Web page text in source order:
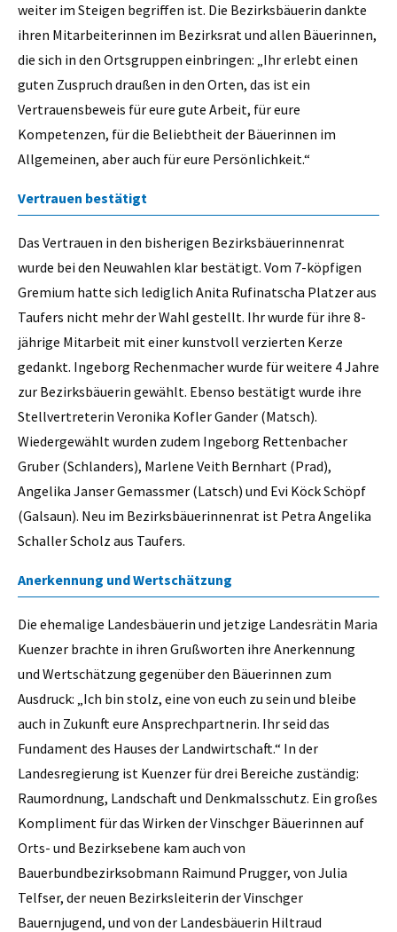
weiter im Steigen begriffen ist. Die Bezirksbäuerin dankte
ihren Mitarbeiterinnen im Bezirksrat und allen Bäuerinnen,
die sich in den Ortsgruppen einbringen: „Ihr erlebt einen
guten Zuspruch draußen in den Orten, das ist ein
Vertrauensbeweis für eure gute Arbeit, für eure
Kompetenzen, für die Beliebtheit der Bäuerinnen im
Allgemeinen, aber auch für eure Persönlichkeit.“
Vertrauen bestätigt
Das Vertrauen in den bisherigen Bezirksbäuerinnenrat
wurde bei den Neuwahlen klar bestätigt. Vom 7-köpfigen
Gremium hatte sich lediglich Anita Rufinatscha Platzer aus
Taufers nicht mehr der Wahl gestellt. Ihr wurde für ihre 8-
jährige Mitarbeit mit einer kunstvoll verzierten Kerze
gedankt. Ingeborg Rechenmacher wurde für weitere 4 Jahre
zur Bezirksbäuerin gewählt. Ebenso bestätigt wurde ihre
Stellvertreterin Veronika Kofler Gander (Matsch).
Wiedergewählt wurden zudem Ingeborg Rettenbacher
Gruber (Schlanders), Marlene Veith Bernhart (Prad),
Angelika Janser Gemassmer (Latsch) und Evi Köck Schöpf
(Galsaun). Neu im Bezirksbäuerinnenrat ist Petra Angelika
Schaller Scholz aus Taufers.
Anerkennung und Wertschätzung
Die ehemalige Landesbäuerin und jetzige Landesrätin Maria
Kuenzer brachte in ihren Grußworten ihre Anerkennung
und Wertschätzung gegenüber den Bäuerinnen zum
Ausdruck: „Ich bin stolz, eine von euch zu sein und bleibe
auch in Zukunft eure Ansprechpartnerin. Ihr seid das
Fundament des Hauses der Landwirtschaft.“ In der
Landesregierung ist Kuenzer für drei Bereiche zuständig:
Raumordnung, Landschaft und Denkmalsschutz. Ein großes
Kompliment für das Wirken der Vinschger Bäuerinnen auf
Orts- und Bezirksebene kam auch von
Bauerbundbezirksobmann Raimund Prugger, von Julia
Telfser, der neuen Bezirksleiterin der Vinschger
Bauernjugend, und von der Landesbäuerin Hiltraud